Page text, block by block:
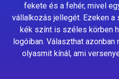
fekete és a fehér, mivel
vállalkozás jellegét. Ezeken
kék színt is széles körben
logóiban. Választhat
olyasmit kínál, ami